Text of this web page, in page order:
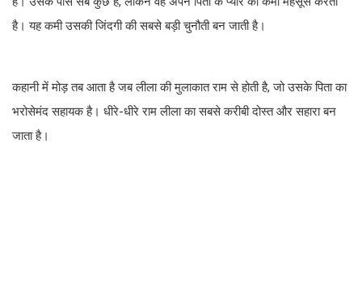
है। यह कमी उसकी जिंदगी की सबसे बड़ी चुनौती बन जाती है।
कहानी में मोड़ तब आता है जब लीला की मुलाकात राम से होती है, जो उसके पिता का
भरोसेमंद सहायक है। धीरे-धीरे राम लीला का सबसे करीबी दोस्त और सहारा बन
जाता है।